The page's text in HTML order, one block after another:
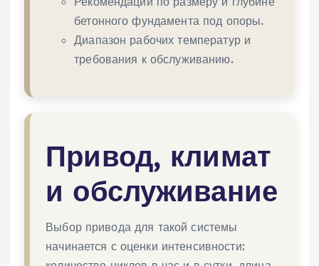
бетонного фундамента под опоры.
Диапазон рабочих температур и
требования к обслуживанию.
Привод, климат
и обслуживание
Выбор привода для такой системы
начинается с оценки интенсивности: